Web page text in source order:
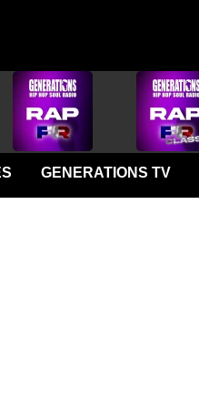
GENERATIONS TV